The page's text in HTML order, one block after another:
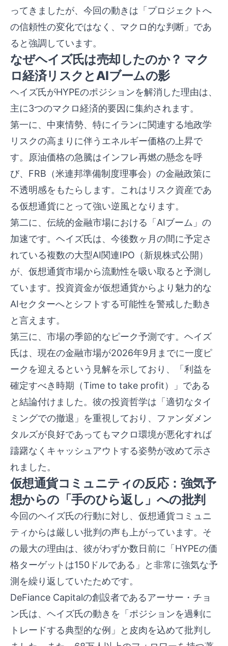
ってきましたが、今回の動きは「プロジェクトへ
の信頼性の変化ではなく、マクロ的な判断」であ
ると強調しています。
なぜヘイズ氏は売却したのか？ マク
ロ経済リスクとAIブームの影
ヘイズ氏がHYPEのポジションを解消した理由は、
主に3つのマクロ経済的要因に集約されます。
第一に、中東情勢、特にイランに関連する地政学
リスクの高まりに伴うエネルギー価格の上昇で
す。原油価格の急騰はインフレ再燃の懸念を呼
び、FRB（米連邦準備制度理事会）の金融政策に
不透明感をもたらします。これはリスク資産であ
る仮想通貨にとって強い逆風となります。
第二に、伝統的金融市場における「AIブーム」の
加速です。ヘイズ氏は、今後数ヶ月の間に予定さ
れている複数の大型AI関連IPO（新規株式公開）
が、仮想通貨市場から流動性を吸い取ると予測し
ています。投資資金が仮想通貨からより魅力的な
AIセクターへとシフトする可能性を警戒した動き
と言えます。
第三に、市場の季節的なピーク予測です。ヘイズ
氏は、現在の金融市場が2026年9月までに一度ピ
ークを迎えるという見解を示しており、「利益を
確定すべき時期（Time to take profit）」である
と結論付けました。彼の投資哲学は「適切なタイ
ミングでの撤退」を重視しており、ファンダメン
タルズが良好であってもマクロ環境が悪化すれば
躊躇なくキャッシュアウトする姿勢が改めて示さ
れました。
仮想通貨コミュニティの反応：強気予
想からの「手のひら返し」への批判
今回のヘイズ氏の行動に対し、仮想通貨コミュニ
ティからは厳しい批判の声も上がっています。そ
の最大の理由は、彼がわずか数日前に「HYPEの価
格ターゲットは150ドルである」と非常に強気な予
測を繰り返していたためです。
DeFiance Capitalの創設者であるアーサー・チョ
ン氏は、ヘイズ氏の動きを「ポジションを過剰に
トレードする典型的な例」と皮肉を込めて批判し